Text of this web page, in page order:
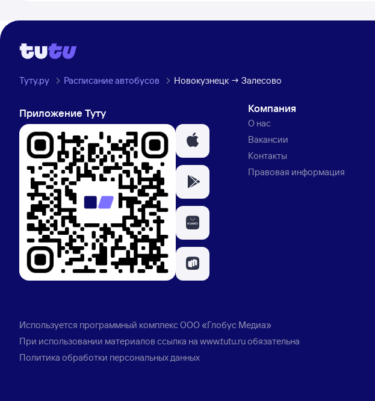
Туту.ру Расписание автобусов Новокузнецк → Залесово
Приложение Туту Компания
О нас
Вакансии
Контакты
Правовая информация
Используется программный комплексООО «Глобус Медиа»
При использовании материалов ссылка на www.tutu.ruобязательна
Политика обработки персональных данных